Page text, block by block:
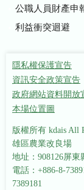
公職人員財產申
利益衝突迴避
隱私權保護宣告
資訊安全政策宣告
政府網站資料開放
本場位置圖
版權所有 kdais All
雄區農業改良場
地址：908126屏
電話：+886-8-
7389181